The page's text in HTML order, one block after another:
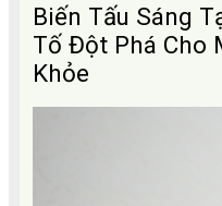
Biến Tấu Sáng
Tố Đột Phá Cho
Khỏe